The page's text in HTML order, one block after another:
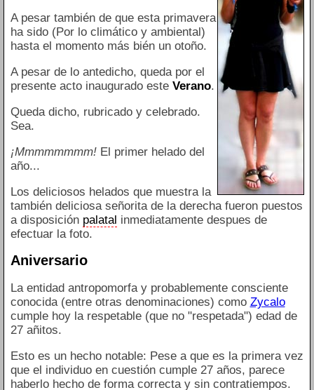
A pesar también de que esta primavera
ha sido (Por lo climático y ambiental)
hasta el momento más bién un otoño.
A pesar de lo antedicho, queda por el
presente acto inaugurado este Verano.
Queda dicho, rubricado y celebrado.
Sea.
¡Mmmmmmmm!El primer helado del
año...
Los deliciosos helados que muestra la
también deliciosa señorita de la derecha fueron puestos
a disposición palatal inmediatamente despues de
efectuar la foto.
Aniversario
La entidad antropomorfa y probablemente consciente
conocida (entre otras denominaciones) como Zycalo
cumple hoy la respetable (que no "respetada") edad de
27 añitos.
Esto es un hecho notable: Pese a que es la primera vez
que el individuo en cuestión cumple 27 años, parece
haberlo hecho de forma correcta y sin contratiempos.